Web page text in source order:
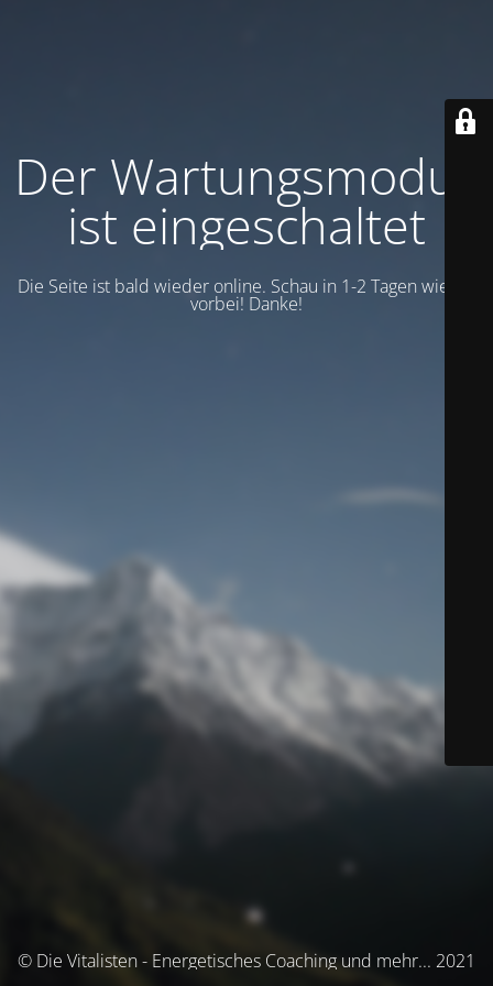
Der Wartungsmodus
ist eingeschaltet
Die Seite ist bald wieder online. Schau in 1-2 Tagen wieder
vorbei! Danke!
© Die Vitalisten - Energetisches Coaching und mehr... 2021